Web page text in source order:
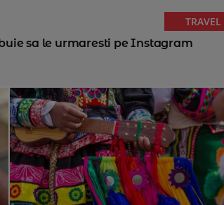
TRAVEL
sa le urmaresti pe Instagram